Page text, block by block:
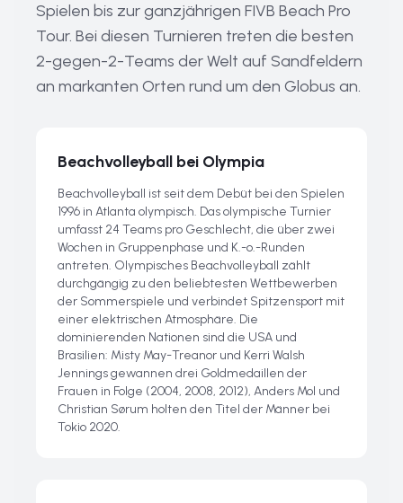
Spielen bis zur ganzjährigen FIVB Beach Pro
Tour. Bei diesen Turnieren treten die besten
2-gegen-2-Teams der Welt auf Sandfeldern
an markanten Orten rund um den Globus an.
Beachvolleyball bei Olympia
Beachvolleyball ist seit dem Debüt bei den Spielen
1996 in Atlanta olympisch. Das olympische Turnier
umfasst 24 Teams pro Geschlecht, die über zwei
Wochen in Gruppenphase und K.-o.-Runden
antreten. Olympisches Beachvolleyball zählt
durchgängig zu den beliebtesten Wettbewerben
der Sommerspiele und verbindet Spitzensport mit
einer elektrischen Atmosphäre. Die
dominierenden Nationen sind die USA und
Brasilien: Misty May-Treanor und Kerri Walsh
Jennings gewannen drei Goldmedaillen der
Frauen in Folge (2004, 2008, 2012), Anders Mol und
Christian Sørum holten den Titel der Männer bei
Tokio 2020.